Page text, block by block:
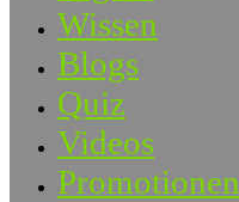
Wissen
Blogs
Quiz
Videos
Promotionen